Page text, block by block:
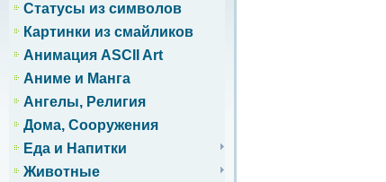
Статусы из символов
Картинки из смайликов
Анимация ASCII Art
Аниме и Манга
Ангелы, Религия
Дома, Сооружения
Еда и Напитки
Животные